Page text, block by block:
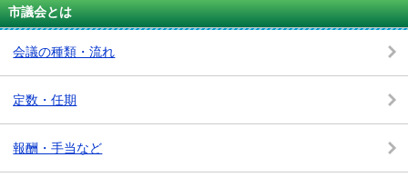
市議会とは
会議の種類・流れ
定数・任期
報酬・手当など